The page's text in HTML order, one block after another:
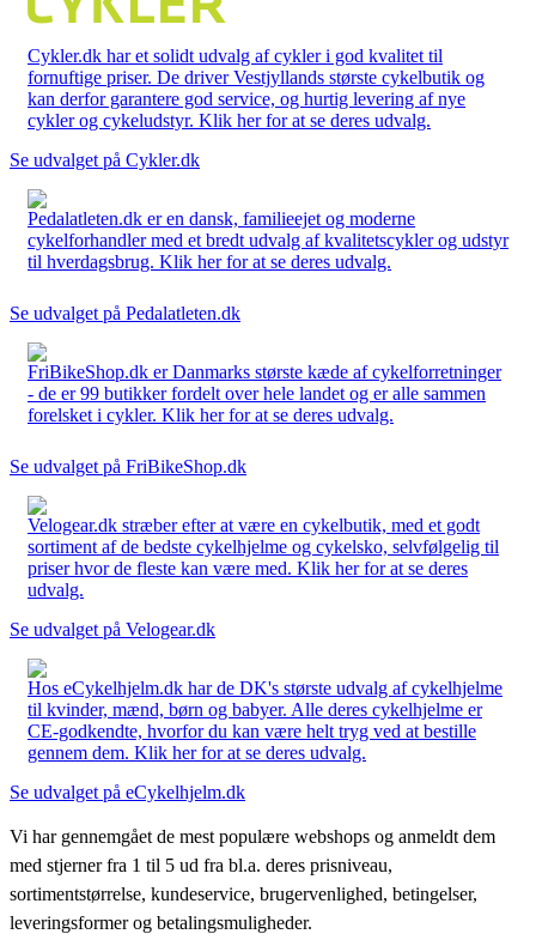
Cykler.dk har et solidt udvalg af cykler i god kvalitet til
fornuftige priser. De driver Vestjyllands største cykelbutik og
kan derfor garantere god service, og hurtig levering af nye
cykler og cykeludstyr. Klik her for at se deres udvalg.
Se udvalget på Cykler.dk
Pedalatleten.dk er en dansk, familieejet og moderne
cykelforhandler med et bredt udvalg af kvalitetscykler og udstyr
til hverdagsbrug. Klik her for at se deres udvalg.
Se udvalget på Pedalatleten.dk
FriBikeShop.dk er Danmarks største kæde af cykelforretninger
- de er 99 butikker fordelt over hele landet og er alle sammen
forelsket i cykler. Klik her for at se deres udvalg.
Se udvalget på FriBikeShop.dk
Velogear.dk stræber efter at være en cykelbutik, med et godt
sortiment af de bedste cykelhjelme og cykelsko, selvfølgelig til
priser hvor de fleste kan være med. Klik her for at se deres
udvalg.
Se udvalget på Velogear.dk
Hos eCykelhjelm.dk har de DK's største udvalg af cykelhjelme
til kvinder, mænd, børn og babyer. Alle deres cykelhjelme er
CE-godkendte, hvorfor du kan være helt tryg ved at bestille
gennem dem. Klik her for at se deres udvalg.
Se udvalget på eCykelhjelm.dk
Vi har gennemgået de mest populære webshops og anmeldt dem
med stjerner fra 1 til 5 ud fra bl.a. deres prisniveau,
sortimentstørrelse, kundeservice, brugervenlighed, betingelser,
leveringsformer og betalingsmuligheder.